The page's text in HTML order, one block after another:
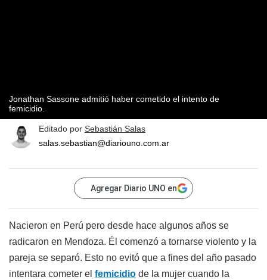
Jonathan Sassone admitió haber cometido el intento de
femicidio.
Editado por Sebastián Salas
salas.sebastian@diariouno.com.ar
Agregar Diario UNO en
Nacieron en Perú pero desde hace algunos años se
radicaron en Mendoza. Él comenzó a tornarse violento y la
pareja se separó. Esto no evitó que a fines del año pasado
intentara cometer el femicidio de la mujer cuando la